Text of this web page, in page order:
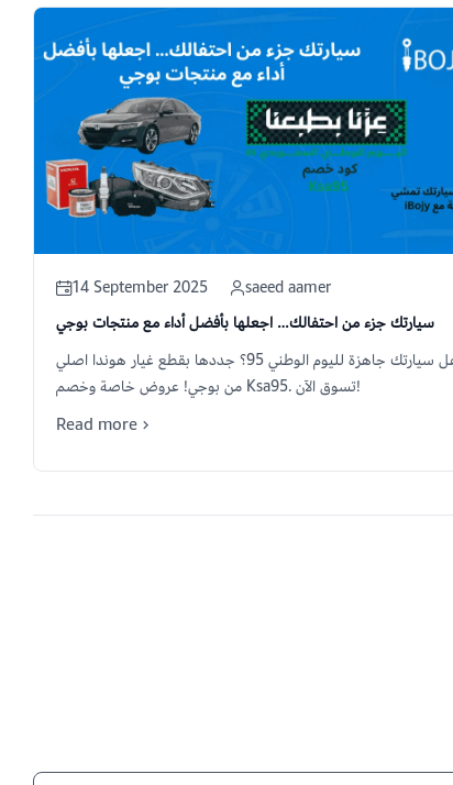
14 September 2025
saeed aamer
سيارتك جزء من احتفالك… اجعلها بأفضل أداء مع منتجات بوجي
هل سيارتك جاهزة لليوم الوطني 95؟ جددها بقطع غيار هوندا اصلي
من بوجي! عروض خاصة وخصم Ksa95. تسوق الآن!
Read more